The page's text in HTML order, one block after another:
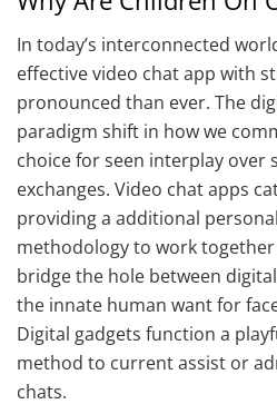
In today’s interconnected
effective video chat app with
pronounced than ever. The
paradigm shift in how we
choice for seen interplay over
exchanges. Video chat apps
providing a additional
methodology to work
bridge the hole between
the innate human want for
Digital gadgets function a
method to current assist or
chats.